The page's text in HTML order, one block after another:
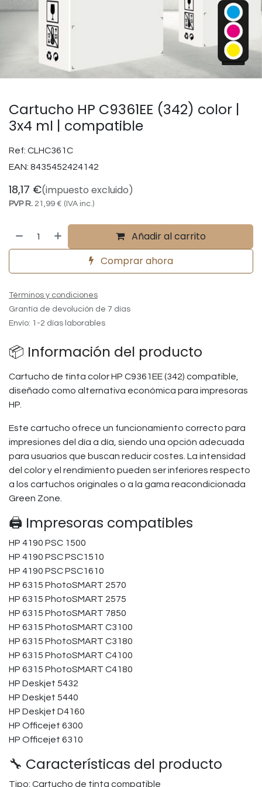
Cartucho HP C9361EE (342) color |
3x4 ml | compatible
Ref: CLHC361C
EAN: 8435452424142
18,17 €(impuesto excluido)
PVP R. 21,99 € (IVA inc.)
Añadir al carrito
Comprar ahora
Términos y condiciones
Grantía de devolución de 7 días
Envío: 1-2 días laborables
📦 Información del producto
Cartucho de tinta color HP C9361EE (342) compatible,
diseñado como alternativa económica para impresoras
HP.
Este cartucho ofrece un funcionamiento correcto para
impresiones del día a día, siendo una opción adecuada
para usuarios que buscan reducir costes. La intensidad
del color y el rendimiento pueden ser inferiores respecto
a los cartuchos originales o a la gama reacondicionada
Green Zone.
🖨️ Impresoras compatibles
HP 4190 PSC 1500
HP 4190 PSC PSC1510
HP 4190 PSC PSC1610
HP 6315 PhotoSMART 2570
HP 6315 PhotoSMART 2575
HP 6315 PhotoSMART 7850
HP 6315 PhotoSMART C3100
HP 6315 PhotoSMART C3180
HP 6315 PhotoSMART C4100
HP 6315 PhotoSMART C4180
HP Deskjet 5432
HP Deskjet 5440
HP Deskjet D4160
HP Officejet 6300
HP Officejet 6310
🔧 Características del producto
Tipo: Cartucho de tinta compatible